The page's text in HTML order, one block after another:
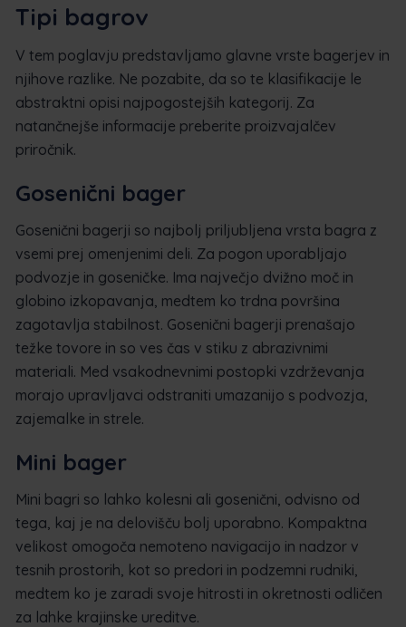
Tipi bagrov
V tem poglavju predstavljamo glavne vrste bagerjev in
njihove razlike. Ne pozabite, da so te klasifikacije le
abstraktni opisi najpogostejših kategorij. Za
natančnejše informacije preberite proizvajalčev
priročnik.
Gosenični bager
Gosenični bagerji so najbolj priljubljena vrsta bagra z
vsemi prej omenjenimi deli. Za pogon uporabljajo
podvozje in goseničke. Ima največjo dvižno moč in
globino izkopavanja, medtem ko trdna površina
zagotavlja stabilnost. Gosenični bagerji prenašajo
težke tovore in so ves čas v stiku z abrazivnimi
materiali. Med vsakodnevnimi postopki vzdrževanja
morajo upravljavci odstraniti umazanijo s podvozja,
zajemalke in strele.
Mini bager
Mini bagri so lahko kolesni ali gosenični, odvisno od
tega, kaj je na delovišču bolj uporabno. Kompaktna
velikost omogoča nemoteno navigacijo in nadzor v
tesnih prostorih, kot so predori in podzemni rudniki,
medtem ko je zaradi svoje hitrosti in okretnosti odličen
za lahke krajinske ureditve.